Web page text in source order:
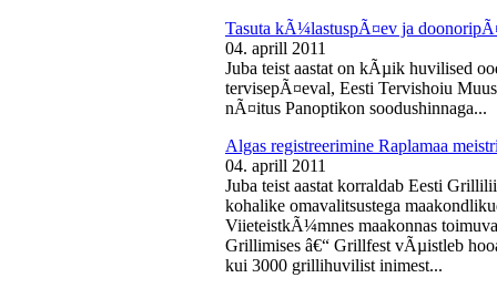
Tasuta kÃ¼lastuspÃ¤ev ja
04. aprill 2011
Juba teist aastat on kÃµik huvilised
tervisepÃ¤eval, Eesti Tervishoiu
nÃ¤itus Panoptikon soodushinnaga...
Algas registreerimine Raplamaa
04. aprill 2011
Juba teist aastat korraldab Eesti
kohalike omavalitsustega
ViieteistkÃ¼mnes maakonnas
Grillimises â€“ Grillfest vÃµistleb
kui 3000 grillihuvilist inimest...